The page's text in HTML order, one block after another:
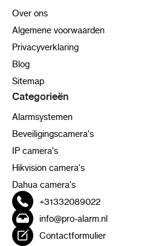
Over ons
Algemene voorwaarden
Privacyverklaring
Blog
Sitemap
Categorieën
Alarmsystemen
Beveiligingscamera's
IP camera's
Hikvision camera's
Dahua camera's
+31332089022
info@pro-alarm.nl
Contactformulier